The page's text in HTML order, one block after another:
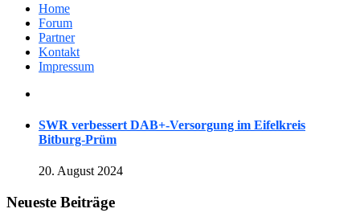
Home
Forum
Partner
Kontakt
Impressum
SWR verbessert DAB+-Versorgung im Eifelkreis
Bitburg-Prüm
20. August 2024
Neueste Beiträge